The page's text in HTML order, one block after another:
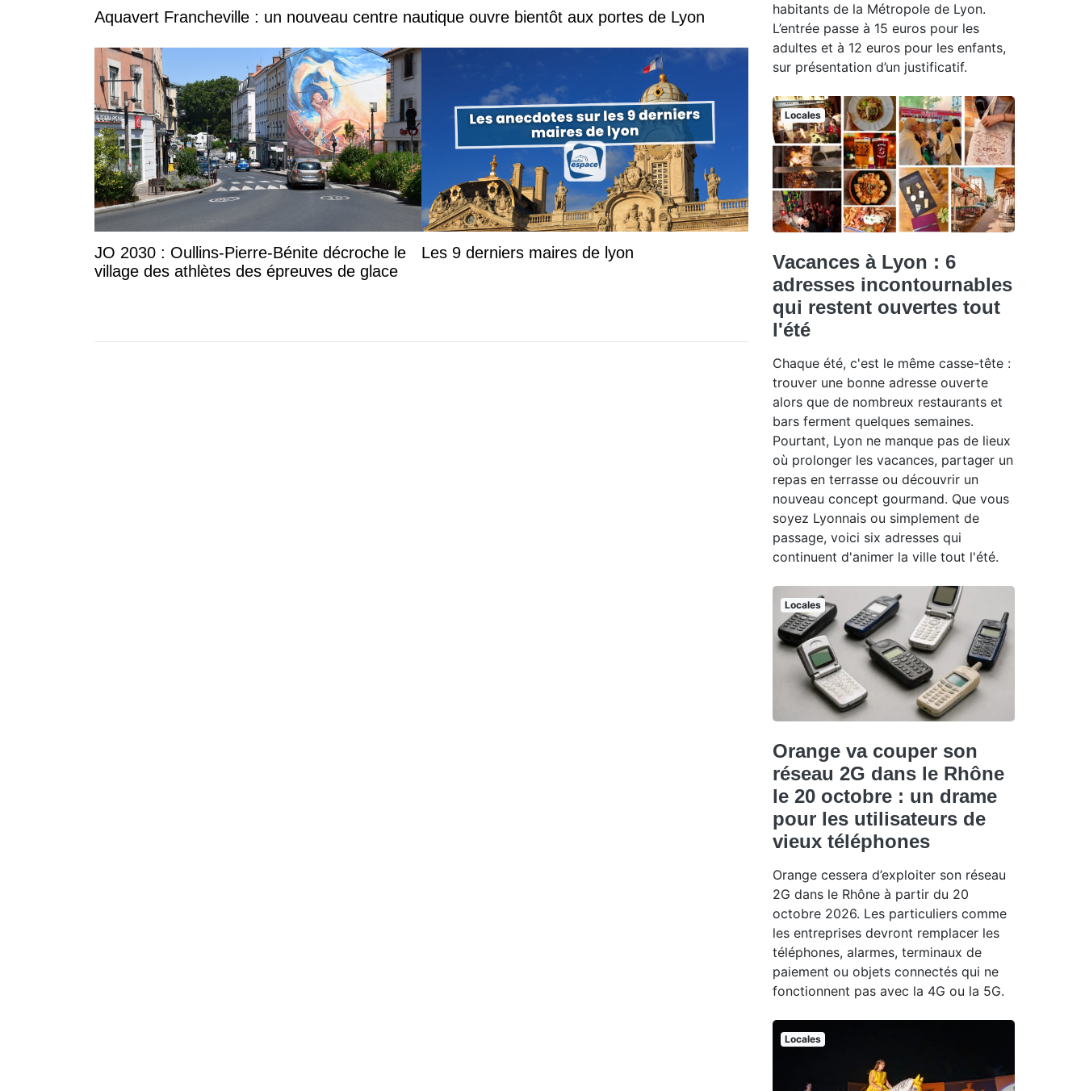
Aquavert Francheville : un nouveau centre nautique ouvre bientôt aux portes de Lyon
JO 2030 : Oullins-Pierre-Bénite décroche le
village des athlètes des épreuves de glace
Les 9 derniers maires de lyon
habitants de la Métropole de Lyon.
L’entrée passe à 15 euros pour les
adultes et à 12 euros pour les enfants,
sur présentation d’un justificatif.
Locales
Vacances à Lyon : 6
adresses incontournables
qui restent ouvertes tout
l'été
Chaque été, c'est le même casse-tête :
trouver une bonne adresse ouverte
alors que de nombreux restaurants et
bars ferment quelques semaines.
Pourtant, Lyon ne manque pas de lieux
où prolonger les vacances, partager un
repas en terrasse ou découvrir un
nouveau concept gourmand. Que vous
soyez Lyonnais ou simplement de
passage, voici six adresses qui
continuent d'animer la ville tout l'été.
Locales
Orange va couper son
réseau 2G dans le Rhône
le 20 octobre : un drame
pour les utilisateurs de
vieux téléphones
Orange cessera d’exploiter son réseau
2G dans le Rhône à partir du 20
octobre 2026. Les particuliers comme
les entreprises devront remplacer les
téléphones, alarmes, terminaux de
paiement ou objets connectés qui ne
fonctionnent pas avec la 4G ou la 5G.
Locales